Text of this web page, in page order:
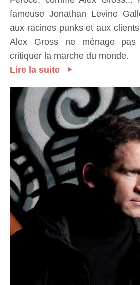
fameuse Jonathan Levine
aux racines punks et aux
Alex Gross ne ménage
critiquer la marche du monde.
Lire la suite